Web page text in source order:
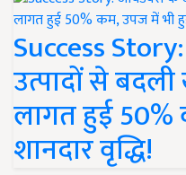
Success
उत्पादों से
लागत हुई
शानदार वृद्धि!